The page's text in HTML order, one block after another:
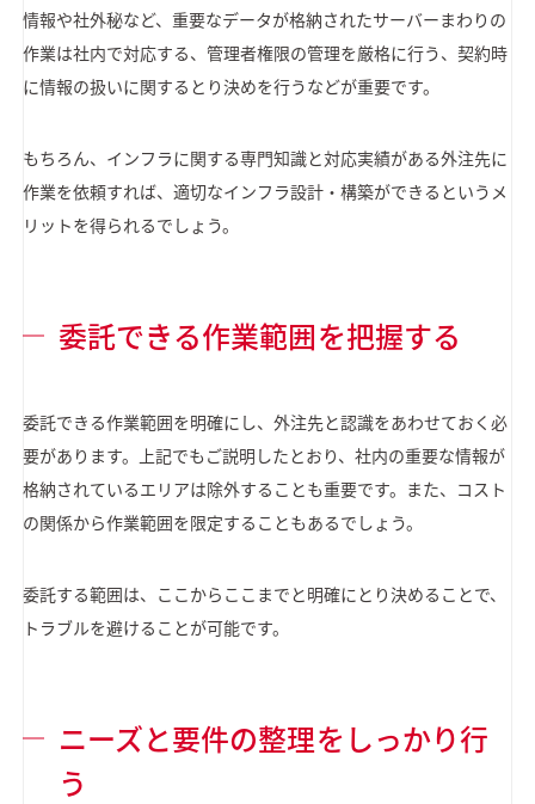
情報や社外秘など、重要なデータが格納されたサーバーまわりの
作業は社内で対応する、管理者権限の管理を厳格に行う、契約時
に情報の扱いに関するとり決めを行うなどが重要です。
もちろん、インフラに関する専門知識と対応実績がある外注先に
作業を依頼すれば、適切なインフラ設計・構築ができるというメ
リットを得られるでしょう。
委託できる作業範囲を把握する
委託できる作業範囲を明確にし、外注先と認識をあわせておく必
要があります。上記でもご説明したとおり、社内の重要な情報が
格納されているエリアは除外することも重要です。また、コスト
の関係から作業範囲を限定することもあるでしょう。
委託する範囲は、ここからここまでと明確にとり決めることで、
トラブルを避けることが可能です。
ニーズと要件の整理をしっかり行
う